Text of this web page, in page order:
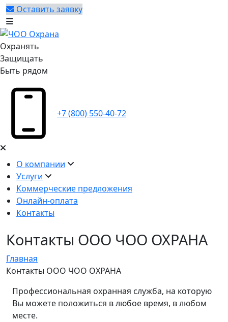
Оставить заявку
Охранять
Защищать
Быть рядом
+7 (800) 550-40-72
О компании
Услуги
Коммерческие предложения
Онлайн-оплата
Контакты
Контакты ООО ЧОО ОХРАНА
Главная
Контакты ООО ЧОО ОХРАНА
Профессиональная охранная служба, на которую
Вы можете положиться в любое время, в любом
месте.